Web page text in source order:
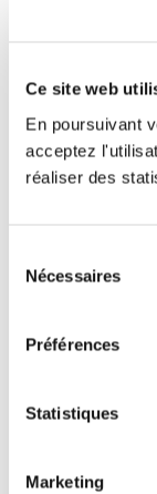
Ce site web
En poursuivant
acceptez
réaliser des
Nécessaires
Préférences
Statistiques
Marketing